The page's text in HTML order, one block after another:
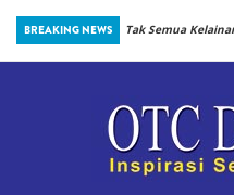
Skip to main content
BREAKING NEWS
Sejak
Tak Semua